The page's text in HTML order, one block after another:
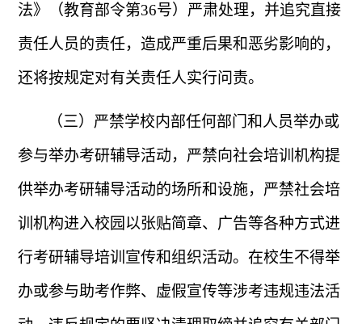
法》（教育部令第36号）严肃处理，并追究直接
责任人员的责任，造成严重后果和恶劣影响的，
还将按规定对有关责任人实行问责。
（三）严禁学校内部任何部门和人员举办或
参与举办考研辅导活动，严禁向社会培训机构提
供举办考研辅导活动的场所和设施，严禁社会培
训机构进入校园以张贴简章、广告等各种方式进
行考研辅导培训宣传和组织活动。在校生不得举
办或参与助考作弊、虚假宣传等涉考违规违法活